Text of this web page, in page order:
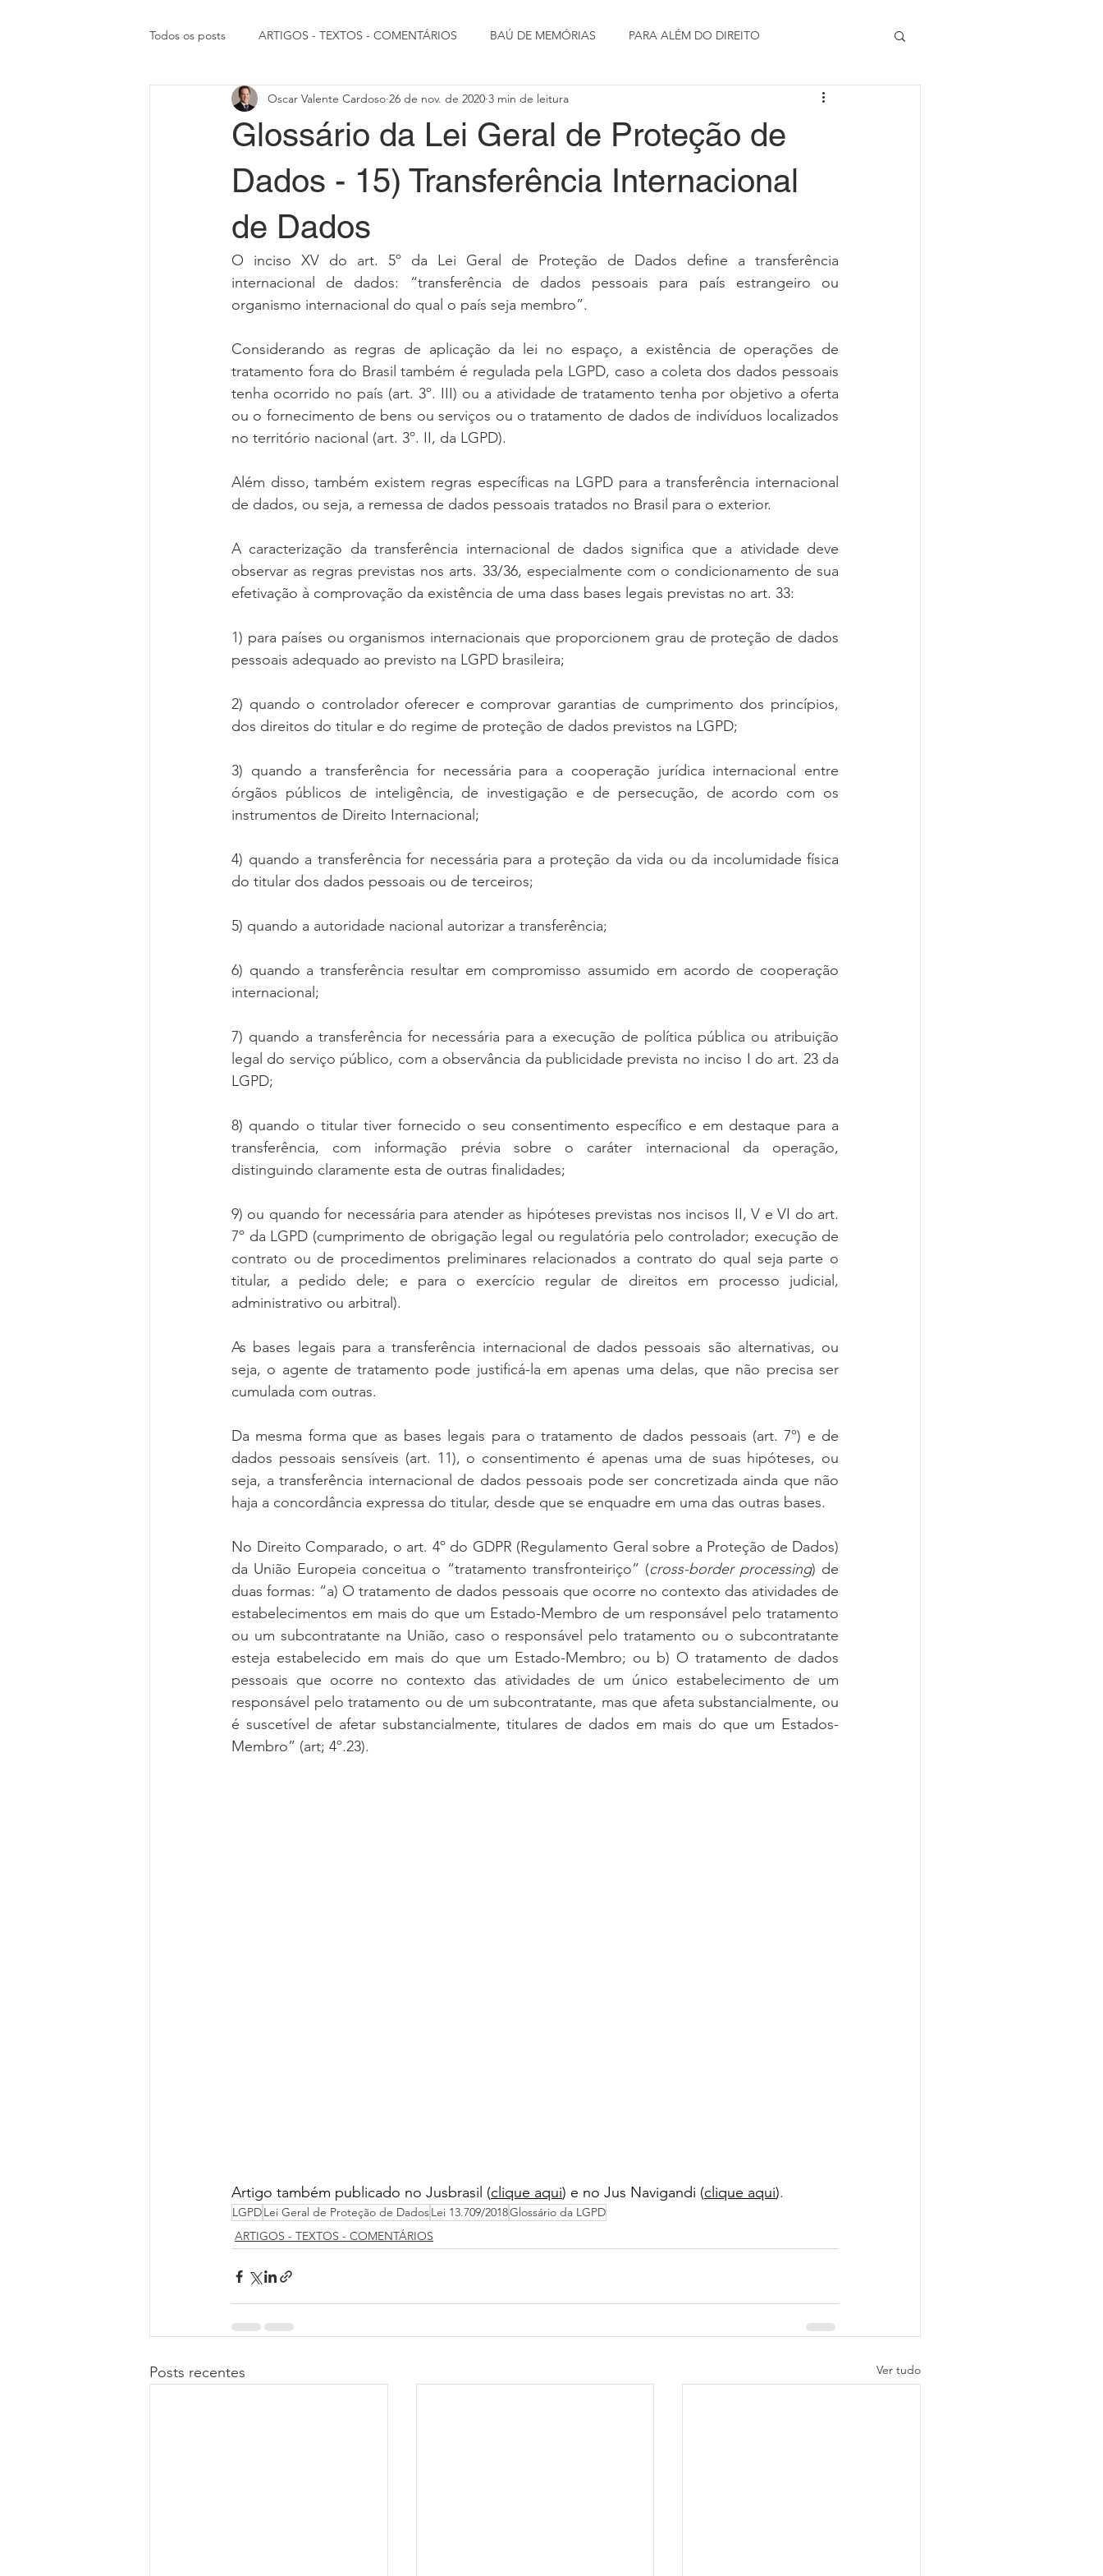
Todos os posts ARTIGOS - TEXTOS - COMENTÁRIOS BAÚ DE MEMÓRIAS PARA ALÉM DO DIREITO
RIGHT TRUE NEWS ARTICLES
Glossário da Lei Geral de Proteção de
Dados - 15) Transferência Internacional
de Dados
Oscar Valente Cardoso 26 de nov. de 2020 3 min de leitura
O inciso XV do art. 5º da Lei Geral de Proteção de Dados define a transferência
internacional de dados: “transferência de dados pessoais para país estrangeiro ou
organismo internacional do qual o país seja membro”.
Considerando as regras de aplicação da lei no espaço, a existência de operações de
tratamento fora do Brasil também é regulada pela LGPD, caso a coleta dos dados pessoais
tenha ocorrido no país (art. 3º. III) ou a atividade de tratamento tenha por objetivo a oferta
ou o fornecimento de bens ou serviços ou o tratamento de dados de indivíduos localizados
no território nacional (art. 3º. II, da LGPD).
Além disso, também existem regras específicas na LGPD para a transferência internacional
de dados, ou seja, a remessa de dados pessoais tratados no Brasil para o exterior.
A caracterização da transferência internacional de dados significa que a atividade deve
observar as regras previstas nos arts. 33/36, especialmente com o condicionamento de sua
efetivação à comprovação da existência de uma dass bases legais previstas no art. 33:
1) para países ou organismos internacionais que proporcionem grau de proteção de dados
pessoais adequado ao previsto na LGPD brasileira;
2) quando o controlador oferecer e comprovar garantias de cumprimento dos princípios,
dos direitos do titular e do regime de proteção de dados previstos na LGPD;
3) quando a transferência for necessária para a cooperação jurídica internacional entre
órgãos públicos de inteligência, de investigação e de persecução, de acordo com os
instrumentos de Direito Internacional;
4) quando a transferência for necessária para a proteção da vida ou da incolumidade física
do titular dos dados pessoais ou de terceiros;
5) quando a autoridade nacional autorizar a transferência;
6) quando a transferência resultar em compromisso assumido em acordo de cooperação
internacional;
7) quando a transferência for necessária para a execução de política pública ou atribuição
legal do serviço público, com a observância da publicidade prevista no inciso I do art. 23 da
LGPD;
8) quando o titular tiver fornecido o seu consentimento específico e em destaque para a
transferência, com informação prévia sobre o caráter internacional da operação,
distinguindo claramente esta de outras finalidades;
9) ou quando for necessária para atender as hipóteses previstas nos incisos II, V e VI do art.
7º da LGPD (cumprimento de obrigação legal ou regulatória pelo controlador; execução de
contrato ou de procedimentos preliminares relacionados a contrato do qual seja parte o
titular, a pedido dele; e para o exercício regular de direitos em processo judicial,
administrativo ou arbitral).
As bases legais para a transferência internacional de dados pessoais são alternativas, ou
seja, o agente de tratamento pode justificá-la em apenas uma delas, que não precisa ser
cumulada com outras.
Da mesma forma que as bases legais para o tratamento de dados pessoais (art. 7º) e de
dados pessoais sensíveis (art. 11), o consentimento é apenas uma de suas hipóteses, ou
seja, a transferência internacional de dados pessoais pode ser concretizada ainda que não
haja a concordância expressa do titular, desde que se enquadre em uma das outras bases.
No Direito Comparado, o art. 4º do GDPR (Regulamento Geral sobre a Proteção de Dados)
da União Europeia conceitua o “tratamento transfronteiriço” (cross-border processing) de
duas formas: “a) O tratamento de dados pessoais que ocorre no contexto das atividades de
estabelecimentos em mais do que um Estado-Membro de um responsável pelo tratamento
ou um subcontratante na União, caso o responsável pelo tratamento ou o subcontratante
esteja estabelecido em mais do que um Estado-Membro; ou b) O tratamento de dados
pessoais que ocorre no contexto das atividades de um único estabelecimento de um
responsável pelo tratamento ou de um subcontratante, mas que afeta substancialmente, ou
é suscetível de afetar substancialmente, titulares de dados em mais do que um Estados-
Membro” (art; 4º.23).
Artigo também publicado no Jusbrasil (clique aqui) e no Jus Navigandi (clique aqui).
LGPDLei Geral de Proteção de DadosLei 13.709/2018Glossário da LGPD
ARTIGOS - TEXTOS - COMENTÁRIOS
Posts recentes Ver tudo